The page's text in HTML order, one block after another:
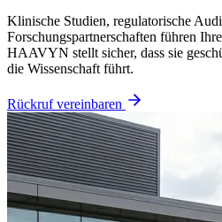
Klinische Studien, regulatorische
Forschungspartnerschaften führen
HAAVYN stellt sicher, dass sie
die Wissenschaft führt.
Rückruf vereinbaren